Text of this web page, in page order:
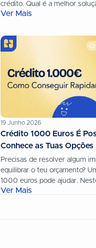
crédito. Qual é a melhor
Fique a saber...
Ver Mais
19 Junho 2026
Crédito 1000 Euros É
Conhece as Tuas Opções
Precisas de resolver algum
equilibrar o teu orçamento?
1000 euros pode ajudar.
explicamos-te: Nota
Ver Mais